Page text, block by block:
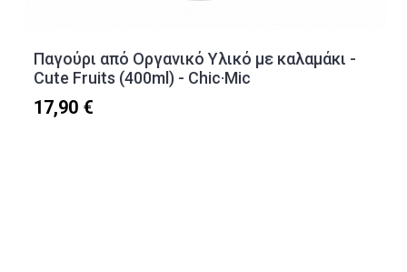
Παγούρι από Οργανικό Υλικό με καλαμάκι -
Cute Fruits (400ml) - Chic·Mic
17,90 €